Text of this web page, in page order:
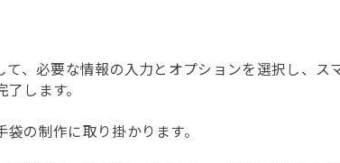
、必要な情報の入力とオプションを選択し、ス
します。
の制作に取り掛かります。